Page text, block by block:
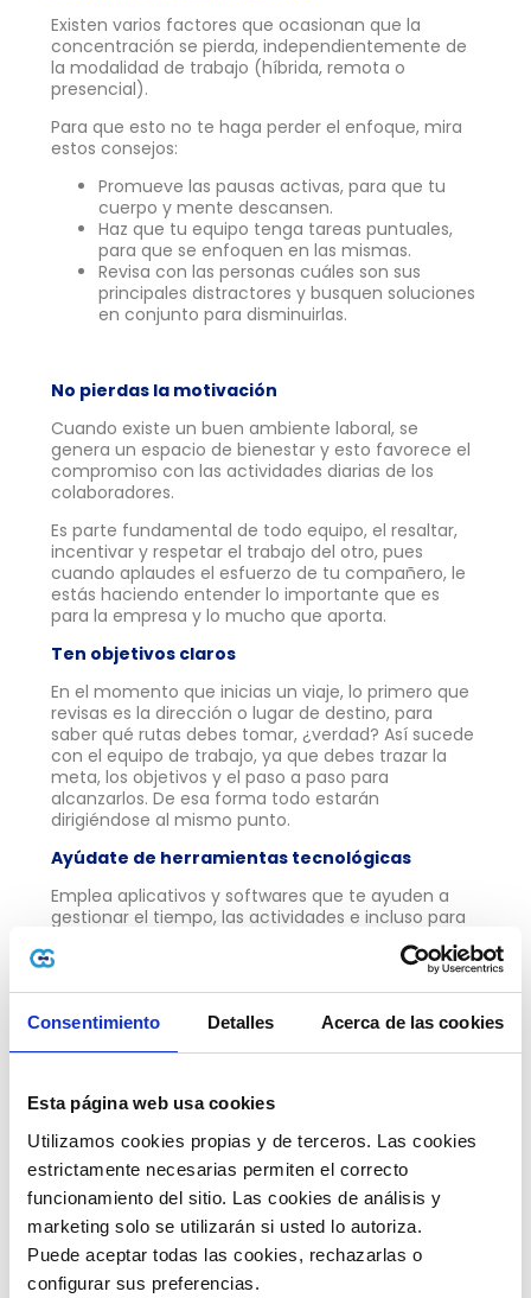
Consentimiento Detalles Acerca de las cookies
Esta página web usa cookies
Utilizamos cookies propias y de terceros. Las cookies
estrictamente necesarias permiten el correcto
funcionamiento del sitio. Las cookies de análisis y
marketing solo se utilizarán si usted lo autoriza.
Puede aceptar todas las cookies, rechazarlas o
configurar sus preferencias.
Existen varios factores que ocasionan que la
concentración se pierda, independientemente de
la modalidad de trabajo (híbrida, remota o
presencial).
Para que esto no te haga perder el enfoque, mira
estos consejos:
Promueve las pausas activas, para que tu
cuerpo y mente descansen.
Haz que tu equipo tenga tareas puntuales,
para que se enfoquen en las mismas.
Revisa con las personas cuáles son sus
principales distractores y busquen soluciones
en conjunto para disminuirlas.
No pierdas la motivación
Cuando existe un buen ambiente laboral, se
genera un espacio de bienestar y esto favorece el
compromiso con las actividades diarias de los
colaboradores.
Es parte fundamental de todo equipo, el resaltar,
incentivar y respetar el trabajo del otro, pues
cuando aplaudes el esfuerzo de tu compañero, le
estás haciendo entender lo importante que es
para la empresa y lo mucho que aporta.
Ten objetivos claros
En el momento que inicias un viaje, lo primero que
revisas es la dirección o lugar de destino, para
saber qué rutas debes tomar, ¿verdad? Así sucede
con el equipo de trabajo, ya que debes trazar la
meta, los objetivos y el paso a paso para
alcanzarlos. De esa forma todo estarán
dirigiéndose al mismo punto.
Ayúdate de herramientas tecnológicas
Emplea aplicativos y softwares que te ayuden a
gestionar el tiempo, las actividades e incluso para
seguimiento de todo lo que realicen en el equipo,
ahorrando muchas reuniones y agilizando todo.
Identifica las cualidades de tu equipo
Cada integrante es diferente, tiene conocimientos
representan, por ello, reconocer cada una de ellas
te permitirá proporcionales nuevos retos que se
ajusten a su perfil, aportando a sus habilidades y
crecimiento laboral.
Recuerda que todos son importantes y que la
variedad no es mala, sino más bien muy positiva,
pues en la diversidad de aprendizajes se puede
encontrar mucha riqueza.